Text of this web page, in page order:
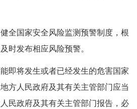
全国家安全风险监测预警制度，根
时发布相应风险预警。
即将发生或者已经发生的危害国家
方人民政府及其有关主管部门应当
民政府及其有关主管部门报告，必